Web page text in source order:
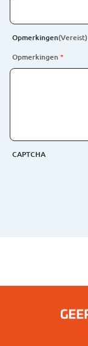
Opmerkingen(Vereist)
Opmerkingen*
CAPTCHA